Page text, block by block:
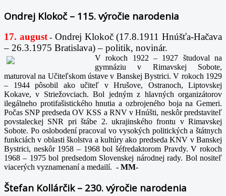
Ondrej Klokoč – 115. výročie narodenia
17. august- Ondrej Klokoč (17.8.1911 Hnúšťa-Hačava
– 26.3.1975 Bratislava) – politik, novinár.
V rokoch 1922 – 1927 študoval na
gymnáziu v Rimavskej Sobote,
maturoval na Učiteľskom ústave v Banskej Bystrici. V rokoch 1929
– 1944 pôsobil ako učiteľ v Hrušove, Ostranoch, Liptovskej
Kokave, v Striežovciach. Bol jedným z hlavných organizátorov
ilegálneho protifašistického hnutia a ozbrojeného boja na Gemeri.
Počas SNP predseda OV KSS a RNV v Hnúšti, neskôr predstaviteľ
povstaleckej SNR pri štábe 2. ukrajinského frontu v Rimavskej
Sobote. Po oslobodení pracoval vo vysokých politických a štátnych
funkciách v oblasti školstva a kultúry ako predseda KNV v Banskej
Bystrici, neskôr 1958 – 1968 bol šéfredaktorom Pravdy. V rokoch
1968 – 1975 bol predsedom Slovenskej národnej rady. Bol nositeľ
viacerých vyznamenaní a medailí. - MM-
Štefan Kollárčik – 230. výročie narodenia